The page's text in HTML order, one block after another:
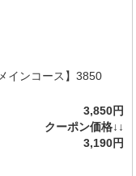
インコース】3850
3,850円
クーポン価格↓↓
3,190円